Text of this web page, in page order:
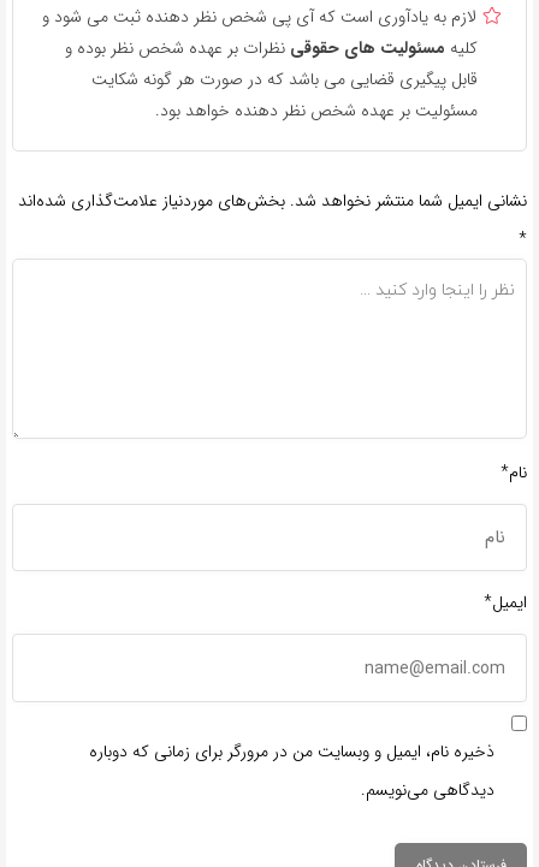
لازم به یادآوری است که آی پی شخص نظر دهنده ثبت می شود و
کلیه مسئولیت های حقوقی نظرات بر عهده شخص نظر بوده و
قابل پیگیری قضایی می باشد که در صورت هر گونه شکایت
مسئولیت بر عهده شخص نظر دهنده خواهد بود.
نشانی ایمیل شما منتشر نخواهد شد. بخش‌های موردنیاز علامت‌گذاری شده‌اند
*
نام*
ایمیل*
ذخیره نام، ایمیل و وبسایت من در مرورگر برای زمانی که دوباره
دیدگاهی می‌نویسم.